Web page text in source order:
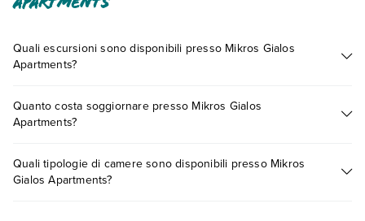
Quali escursioni sono disponibili presso Mikros Gialos
Apartments?
presso Mikros Gialos Apartments. Scoprile tutte nella
sezione
dedicatao contatta il call center chiamando il numero
Quanto costa soggiornare presso Mikros Gialos
Apartments?
vari fattori (per es. date, condizioni dell'hotel, ecc). Per
consultare i prezzi, compila il motore di ricerca e scegli
Quali tipologie di camere sono disponibili presso Mikros
Gialos Apartments?